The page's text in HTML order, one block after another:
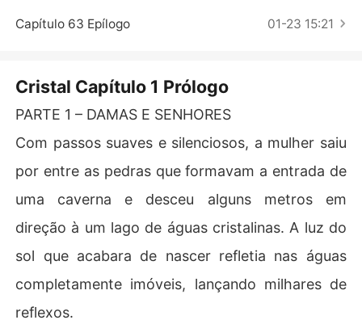
ece disposto a acompanhá-la em aventuras que choca
as – que descobriu que podem ser intensas naquele lug
ar -, mas, depois de um choque de realidade, ela começ
mes e as regras do que parece.
Capítulo 63 Epílogo 01-23 15:21
Cristal Capítulo 1 Prólogo
PARTE 1 – DAMAS E SENHORES
Com passos suaves e silenciosos, a mulher saiu
por entre as pedras que formavam a entrada de
uma caverna e desceu alguns metros em
direção à um lago de águas cristalinas. A luz do
sol que acabara de nascer refletia nas águas
completamente imóveis, lançando milhares de
reflexos.